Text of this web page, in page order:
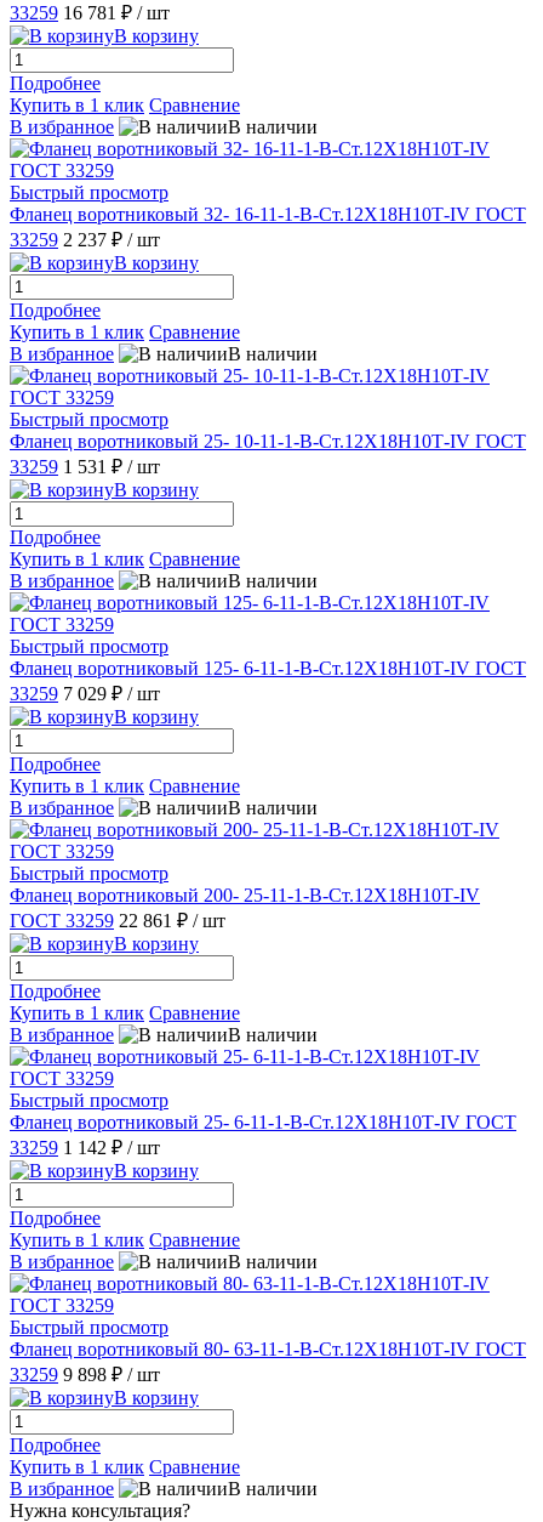
33259 16 781 ₽ / шт
В корзину
Подробнее
Купить в 1 клик Сравнение
В избранное
В наличии
Быстрый просмотр
Фланец воротниковый 32- 16-11-1-B-Ст.12Х18Н10Т-IV ГОСТ
33259 2 237 ₽ / шт
В корзину
Подробнее
Купить в 1 клик Сравнение
В избранное
В наличии
Быстрый просмотр
Фланец воротниковый 25- 10-11-1-B-Ст.12Х18Н10Т-IV ГОСТ
33259 1 531 ₽ / шт
В корзину
Подробнее
Купить в 1 клик Сравнение
В избранное
В наличии
Быстрый просмотр
Фланец воротниковый 125- 6-11-1-B-Ст.12Х18Н10Т-IV ГОСТ
33259 7 029 ₽ / шт
В корзину
Подробнее
Купить в 1 клик Сравнение
В избранное
В наличии
Быстрый просмотр
Фланец воротниковый 200- 25-11-1-В-Ст.12Х18Н10Т-IV
ГОСТ 33259 22 861 ₽ / шт
В корзину
Подробнее
Купить в 1 клик Сравнение
В избранное
В наличии
Быстрый просмотр
Фланец воротниковый 25- 6-11-1-B-Ст.12Х18Н10Т-IV ГОСТ
33259 1 142 ₽ / шт
В корзину
Подробнее
Купить в 1 клик Сравнение
В избранное
В наличии
Быстрый просмотр
Фланец воротниковый 80- 63-11-1-B-Ст.12Х18Н10Т-IV ГОСТ
33259 9 898 ₽ / шт
В корзину
Подробнее
Купить в 1 клик Сравнение
В избранное
В наличии
Нужна консультация?